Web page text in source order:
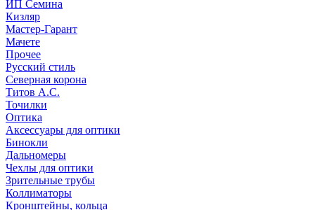
ИП Семина
Кизляр
Мастер-Гарант
Мачете
Прочее
Русский стиль
Северная корона
Титов А.С.
Точилки
Оптика
Аксессуары для оптики
Бинокли
Дальномеры
Чехлы для оптики
Зрительные трубы
Коллиматоры
Кронштейны, кольца